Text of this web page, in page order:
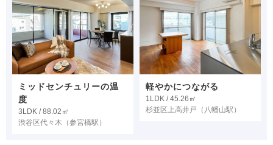
ミッドセンチュリーの温
度
3LDK / 88.02㎡
渋谷区代々木 （参宮橋駅）
軽やかにつながる
1LDK / 45.26㎡
杉並区上高井戸 （八幡山駅）